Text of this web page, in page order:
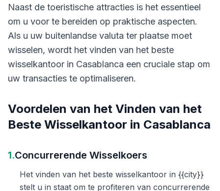
Naast de toeristische attracties is het essentieel
om u voor te bereiden op praktische aspecten.
Als u uw buitenlandse valuta ter plaatse moet
wisselen, wordt het vinden van het beste
wisselkantoor in Casablanca een cruciale stap om
uw transacties te optimaliseren.
Voordelen van het Vinden van het
Beste Wisselkantoor in Casablanca
1.Concurrerende Wisselkoers
Het vinden van het beste wisselkantoor in {{city}}
stelt u in staat om te profiteren van concurrerende